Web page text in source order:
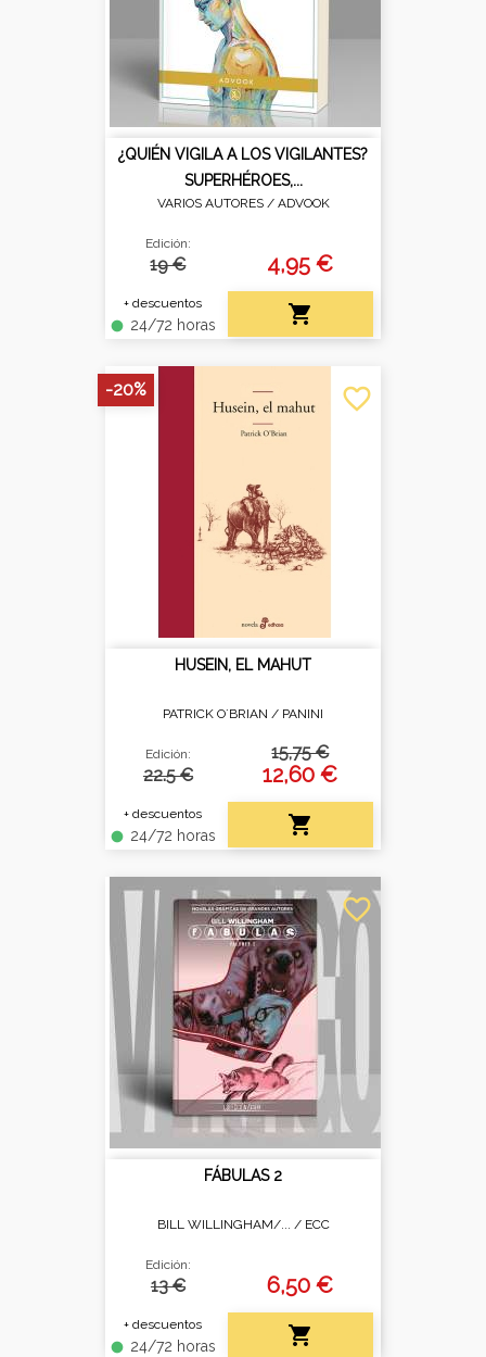
¿QUIÉN VIGILA A LOS VIGILANTES?
SUPERHÉROES,...
VARIOS AUTORES / ADVOOK
Edición:
19 €
+ descuentos
fiber_manual_record 24/72 horas
4,95 €

HUSEIN, EL MAHUT
PATRICK O´BRIAN / PANINI
Edición:
22.5 €
+ descuentos
fiber_manual_record 24/72 horas
15,75 €
12,60 €

favorite_border
-20%
FÁBULAS 2
BILL WILLINGHAM/... / ECC
Edición:
13 €
+ descuentos
fiber_manual_record 24/72 horas
6,50 €

favorite_border